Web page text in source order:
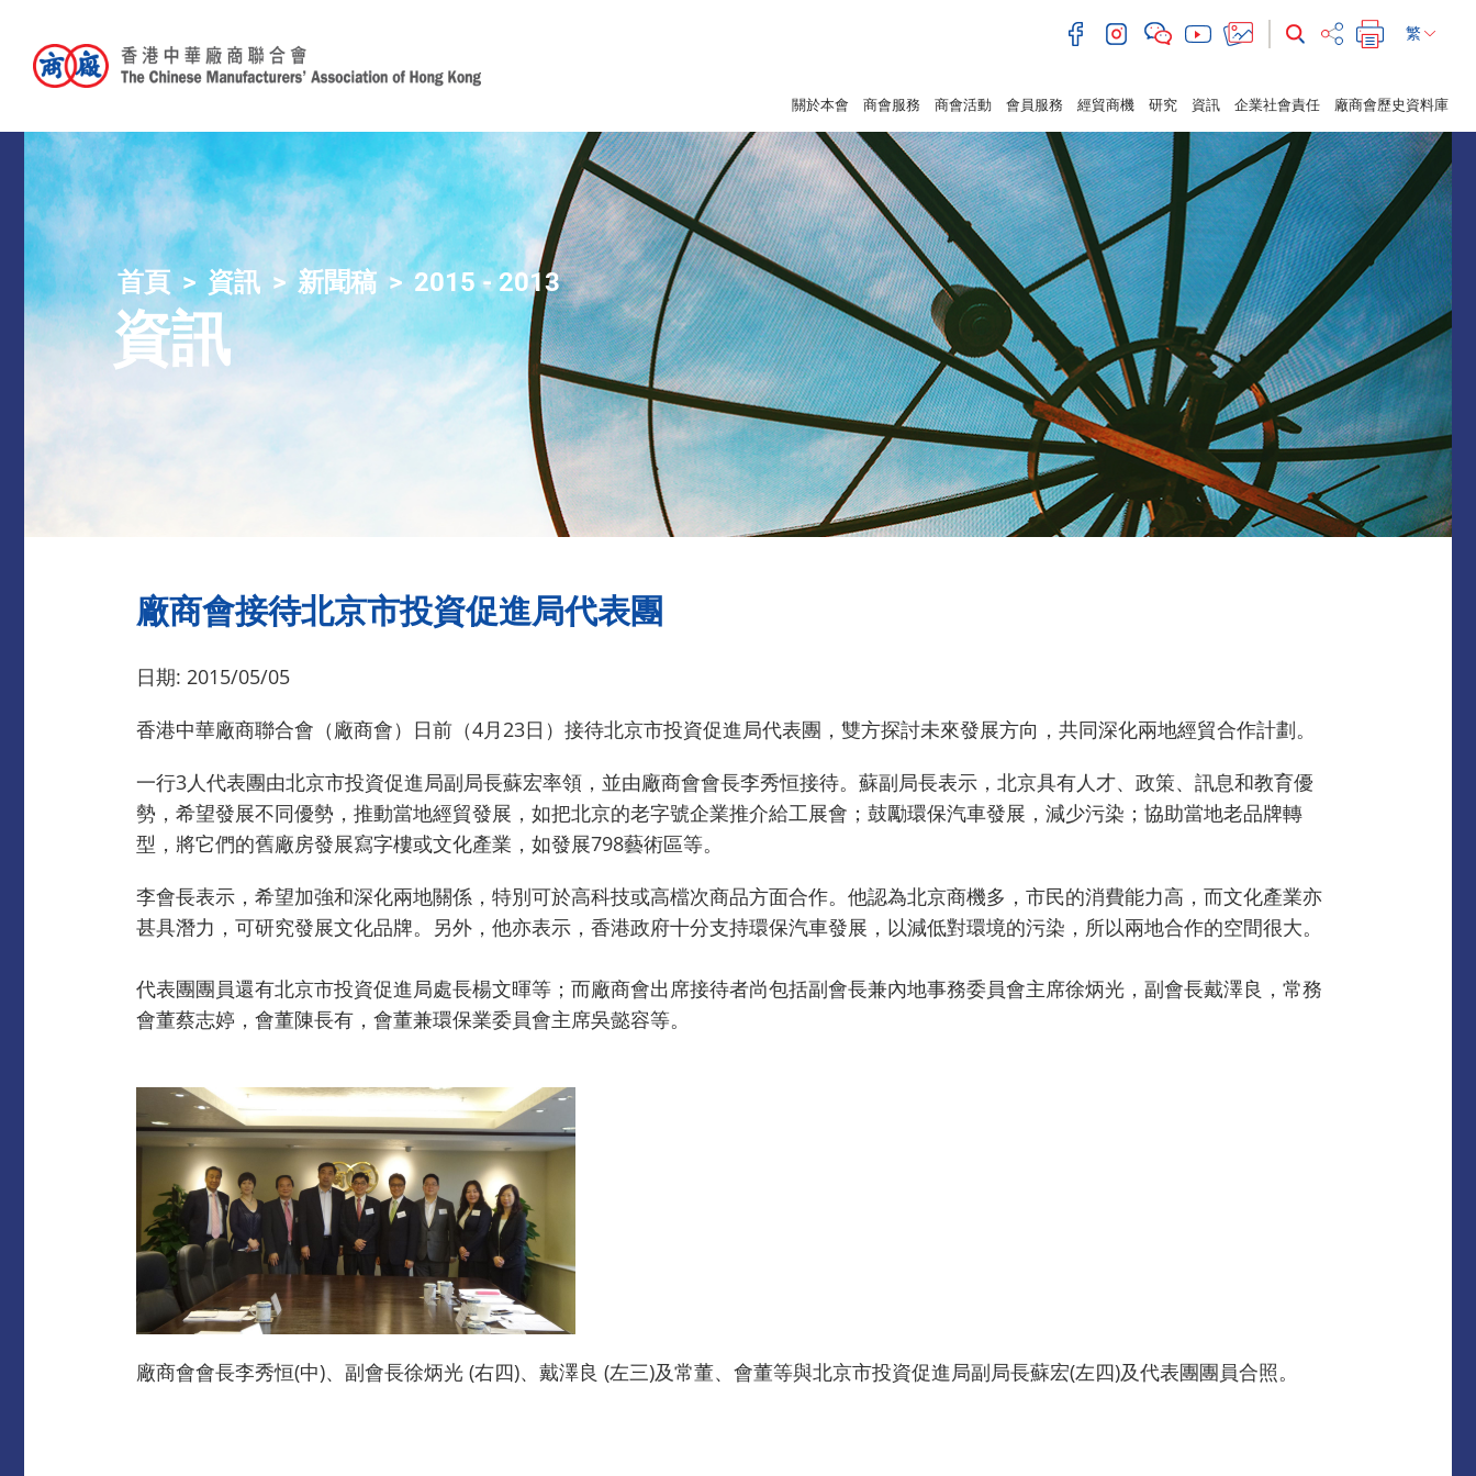
繁
關於本會 商會服務 商會活動 會員服務 經貿商機 研究 資訊 企業社會責任 廠商會歷史資料庫
首頁 資訊 新聞稿 2015 - 2013
資訊
廠商會接待北京市投資促進局代表團
日期: 2015/05/05
香港中華廠商聯合會（廠商會）日前（4月23日）接待北京市投資促進局代表團，雙方探討未來發展方向，共同深化兩地經貿合作計劃。
一行3人代表團由北京市投資促進局副局長蘇宏率領，並由廠商會會長李秀恒接待。蘇副局長表示，北京具有人才、政策、訊息和教育優
勢，希望發展不同優勢，推動當地經貿發展，如把北京的老字號企業推介給工展會；鼓勵環保汽車發展，減少污染；協助當地老品牌轉
型，將它們的舊廠房發展寫字樓或文化產業，如發展798藝術區等。
李會長表示，希望加強和深化兩地關係，特別可於高科技或高檔次商品方面合作。他認為北京商機多，市民的消費能力高，而文化產業亦
甚具潛力，可研究發展文化品牌。另外，他亦表示，香港政府十分支持環保汽車發展，以減低對環境的污染，所以兩地合作的空間很大。
代表團團員還有北京市投資促進局處長楊文暉等；而廠商會出席接待者尚包括副會長兼內地事務委員會主席徐炳光，副會長戴澤良，常務
會董蔡志婷，會董陳長有，會董兼環保業委員會主席吳懿容等。
廠商會會長李秀恒(中)、副會長徐炳光 (右四)、戴澤良 (左三)及常董、會董等與北京市投資促進局副局長蘇宏(左四)及代表團團員合照。